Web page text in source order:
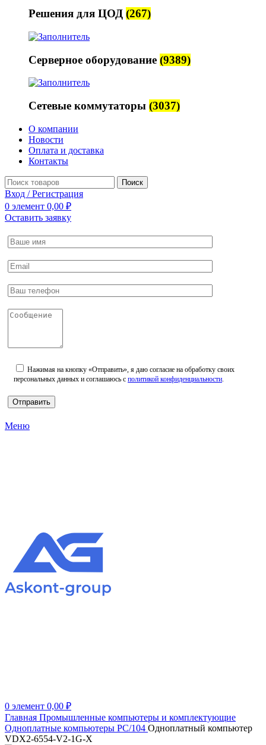
Решения для ЦОД (267)
Серверное оборудование (9389)
Сетевые коммутаторы (3037)
О компании
Новости
Оплата и доставка
Контакты
Поиск
Вход / Регистрация
0 элемент 0,00 ₽
Оставить заявку
Нажимая на кнопку «Отправить», я даю согласие на обработку своих
персональных данных и соглашаюсь с политикой конфиденциальности
Меню
0 элемент 0,00 ₽
Главная Промышленные компьютеры и комплектующие
Одноплатные компьютеры PC/104 Одноплатный компьютер
VDX2-6554-V2-1G-X